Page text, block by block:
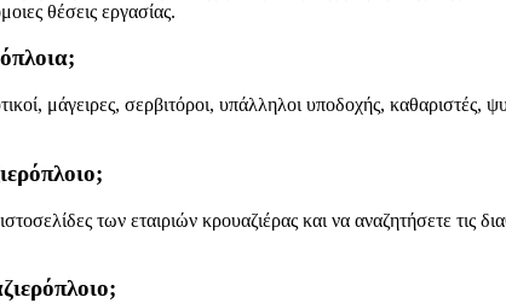
θέσεις εργασίας.
μάγειρες, σερβιτόροι, υπάλληλοι υποδοχής, καθαριστές,
των εταιριών κρουαζιέρας και να αναζητήσετε τις